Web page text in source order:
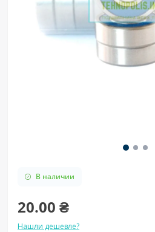
В наличии
20.00 ₴
Нашли дешевле?